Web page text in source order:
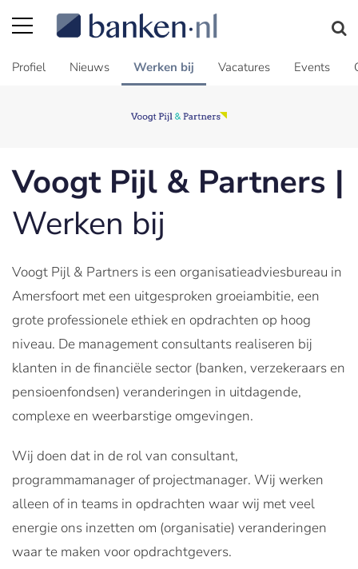
Profiel Nieuws Werken bij Vacatures Events
Voogt Pijl & Partners |
Werken bij
Voogt Pijl & Partners is een organisatieadviesbureau in
Amersfoort met een uitgesproken groeiambitie, een
grote professionele ethiek en opdrachten op hoog
niveau. De management consultants realiseren bij
klanten in de financiële sector (banken, verzekeraars en
pensioenfondsen) veranderingen in uitdagende,
complexe en weerbarstige omgevingen.
Wij doen dat in de rol van consultant,
programmamanager of projectmanager. Wij werken
alleen of in teams in opdrachten waar wij met veel
energie ons inzetten om (organisatie) veranderingen
waar te maken voor opdrachtgevers.